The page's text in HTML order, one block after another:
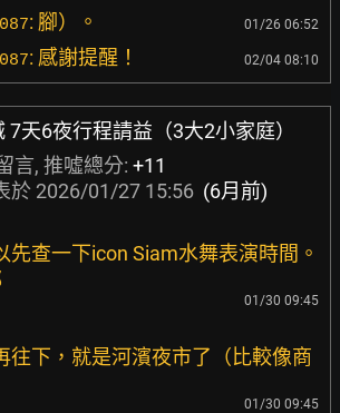
: 腳）。 01/26 06:52
: 感謝提醒！ 02/04 08:10
7天6夜行程請益（3大2小家庭）
言, 推噓總分: +11
於 2026/01/27 15:56 (6月前)
先查一下icon Siam水舞表演時間。
01/30 09:45
往下，就是河濱夜市了（比較像商
01/30 09:45